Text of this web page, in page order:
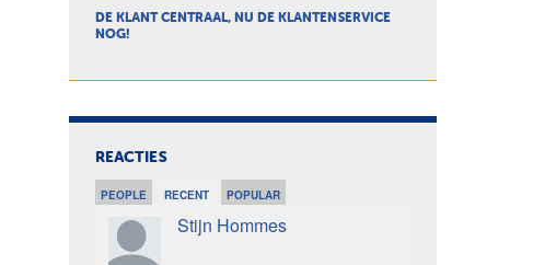
DE KLANT CENTRAAL, NU DE KLANTENSERVICE
NOG!
REACTIES
PEOPLE RECENT POPULAR
Stijn Hommes